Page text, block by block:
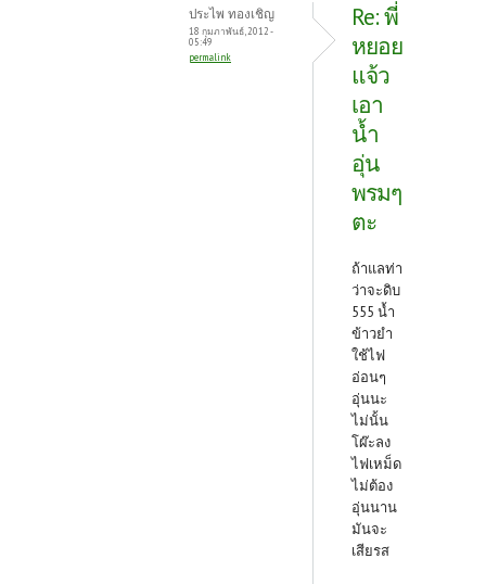
ประไพ ทองเชิญ
18 กุมภาพันธ์, 2012 -
05:49
permalink
Re: พี่
หยอย
แจ้ว
เอา
น้ำ
อุ่น
พรมๆ
ตะ
ถ้าแลท่า
ว่าจะดิบ
555 น้ำ
ข้าวยำ
ใช้ไฟ
อ่อนๆ
อุ่นนะ
ไม่นั้น
โผ๊ะลง
ไฟเหม็ด
ไม่ต้อง
อุ่นนาน
มันจะ
เสียรส